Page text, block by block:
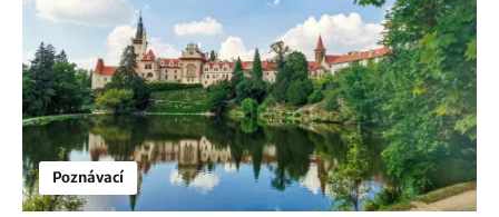
Poznávací